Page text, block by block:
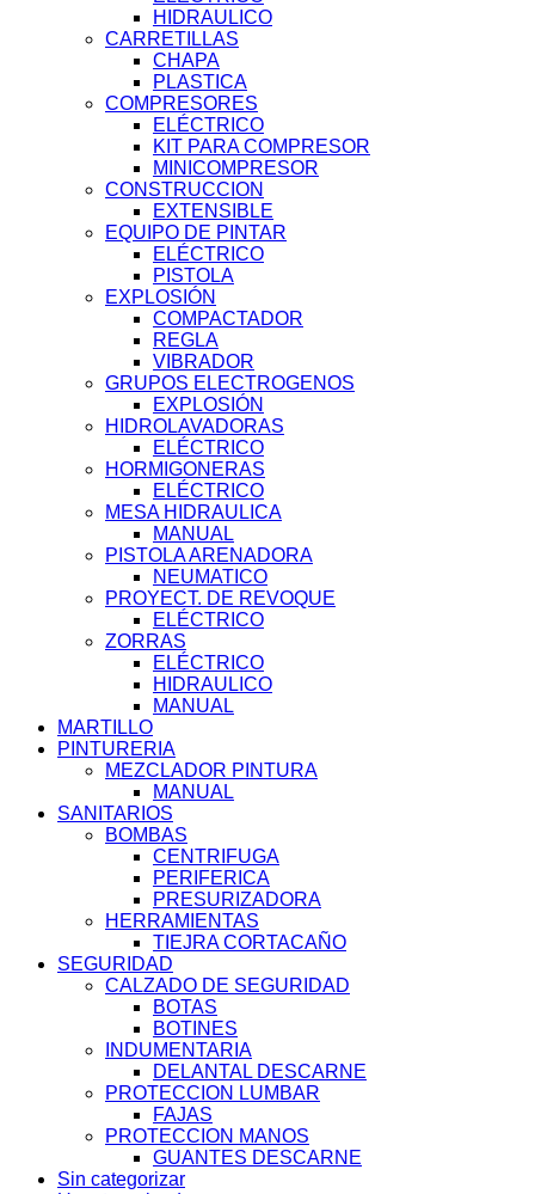
HIDRAULICO
CARRETILLAS
CHAPA
PLASTICA
COMPRESORES
ELÉCTRICO
KIT PARA COMPRESOR
MINICOMPRESOR
CONSTRUCCION
EXTENSIBLE
EQUIPO DE PINTAR
ELÉCTRICO
PISTOLA
EXPLOSIÓN
COMPACTADOR
REGLA
VIBRADOR
GRUPOS ELECTROGENOS
EXPLOSIÓN
HIDROLAVADORAS
ELÉCTRICO
HORMIGONERAS
ELÉCTRICO
MESA HIDRAULICA
MANUAL
PISTOLA ARENADORA
NEUMATICO
PROYECT. DE REVOQUE
ELÉCTRICO
ZORRAS
ELÉCTRICO
HIDRAULICO
MANUAL
MARTILLO
PINTURERIA
MEZCLADOR PINTURA
MANUAL
SANITARIOS
BOMBAS
CENTRIFUGA
PERIFERICA
PRESURIZADORA
HERRAMIENTAS
TIEJRA CORTACAÑO
SEGURIDAD
CALZADO DE SEGURIDAD
BOTAS
BOTINES
INDUMENTARIA
DELANTAL DESCARNE
PROTECCION LUMBAR
FAJAS
PROTECCION MANOS
GUANTES DESCARNE
Sin categorizar